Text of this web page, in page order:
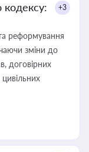
кодексу:
+3
реформування
зміни до
договірних